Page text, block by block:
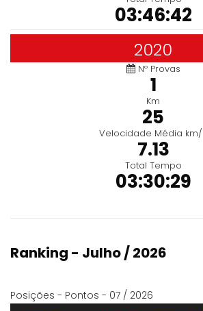
03:46:42
2020
Nº Provas
1
Km
25
Velocidade Média
7.13
Total Tempo
03:30:29
Ranking - Julho / 2026
Posições - Pontos - 07 / 2026